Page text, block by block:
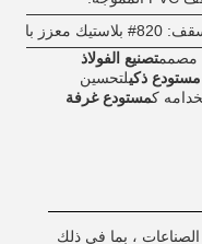
مصممتصنيع الفولاذ
ذكيلتحسين
كمستودع غرفة
، بما في ذلك